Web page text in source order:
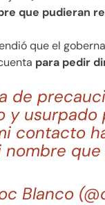
que pudieran
que el
para pedir
de
y
contacto
nombre
Blanco